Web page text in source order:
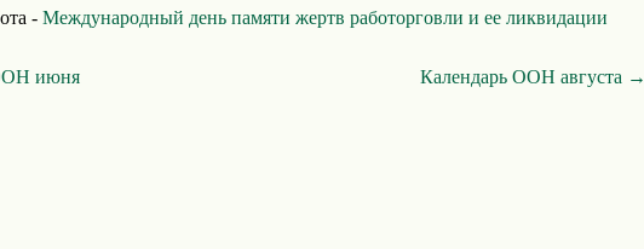
- Международный день памяти жертв работорговли и ее ликвидации
июня Календарь ООН августа →